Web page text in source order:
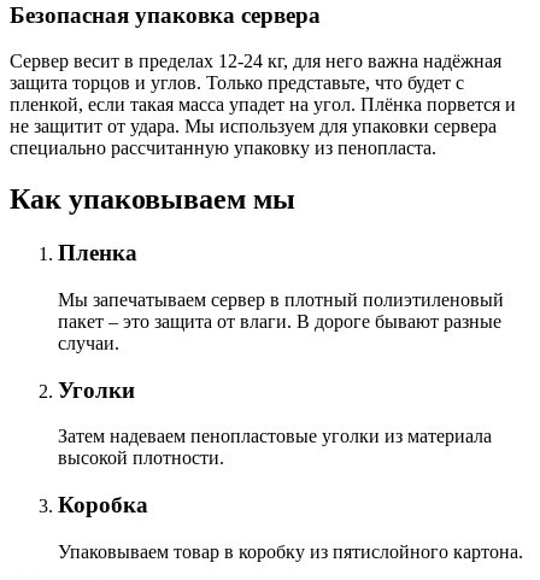
Безопасная упаковка сервера
Сервер весит в пределах 12-24 кг, для него важна надёжная
защита торцов и углов. Только представьте, что будет с
пленкой, если такая масса упадет на угол. Плёнка порвется и
не защитит от удара. Мы используем для упаковки сервера
специально расcчитанную упаковку из пенопласта.
Как упаковываем мы
Пленка
Мы запечатываем сервер в плотный полиэтиленовый
пакет – это защита от влаги. В дороге бывают разные
случаи.
Уголки
Затем надеваем пенопластовые уголки из материала
высокой плотности.
Коробка
Упаковываем товар в коробку из пятислойного картона.